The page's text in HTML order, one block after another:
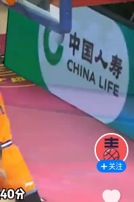
关注